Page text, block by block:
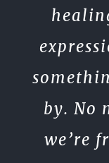
by. No
we’re